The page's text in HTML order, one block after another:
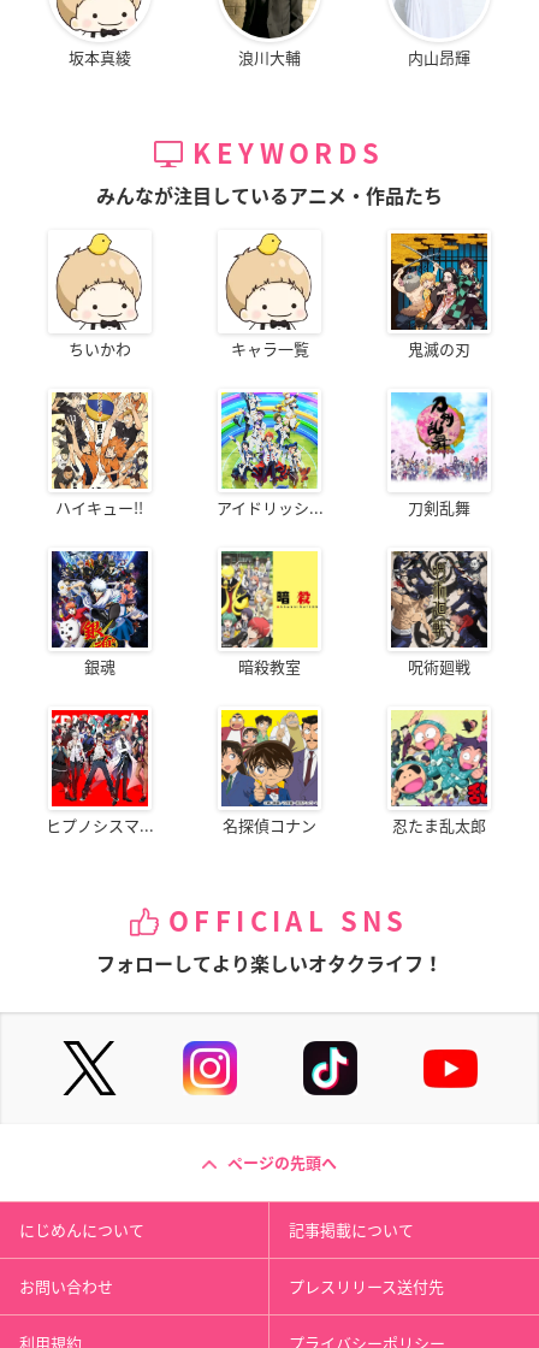
坂本真綾 浪川大輔 内山昂輝
KEYWORDS
みんなが注目しているアニメ・作品たち
ちいかわ キャラ一覧 鬼滅の刃
ハイキュー!! アイドリッシ... 刀剣乱舞
銀魂 暗殺教室 呪術廻戦
ヒプノシスマ... 名探偵コナン 忍たま乱太郎
OFFICIAL SNS
フォローしてより楽しいオタクライフ！
ページの先頭へ
にじめんについて 記事掲載について
お問い合わせ プレスリリース送付先
利用規約 プライバシーポリシー